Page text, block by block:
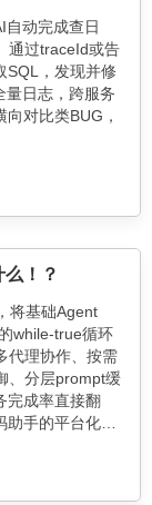
自动完成查日
通过traceId或告
SQL，发现并修
量日志，跨服务
对比类BUG，
！？
将基础Agent
while-true循环
代理协作、按需
、分层prompt缓
完成率直接翻
手的平台化潜